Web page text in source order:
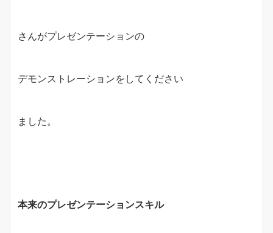
さんがプレゼンテーションの
デモンストレーションをしてください
ました。
本来のプレゼンテーションスキル